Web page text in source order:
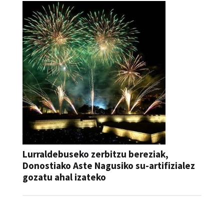
Lurraldebuseko zerbitzu bereziak,
Donostiako Aste Nagusiko su-artifizialez
gozatu ahal izateko